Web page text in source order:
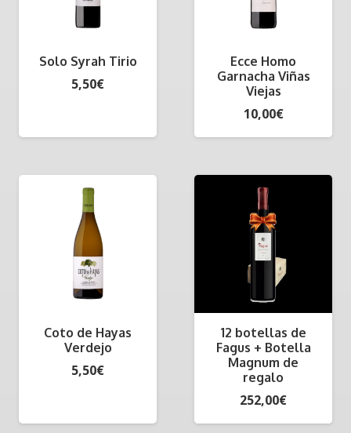
Solo Syrah Tirio
5,50€
Ecce Homo
Garnacha Viñas
Viejas
10,00€
Coto de Hayas
Verdejo
5,50€
12 botellas de
Fagus + Botella
Magnum de
regalo
252,00€